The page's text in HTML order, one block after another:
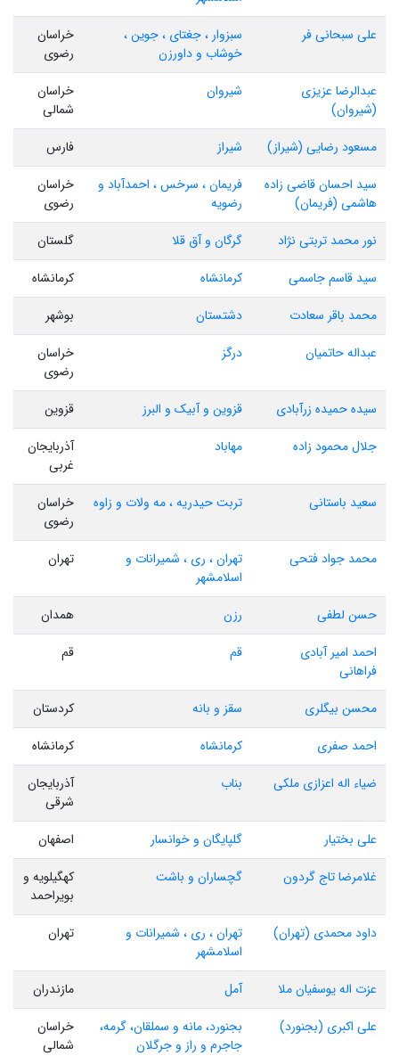
علی سبحانی فر
سبزوار ، جغتای ، جوین ،
خوشاب و داورزن
خراسان
رضوی
عبدالرضا عزیزی
(شیروان)
شیروان
خراسان
شمالی
مسعود رضایی (شیراز)
شیراز
فارس
سید احسان قاضی زاده
هاشمی (فریمان)
فریمان ، سرخس ، احمدآباد و
رضویه
خراسان
رضوی
نور محمد تربتی نژاد
گرگان و آق قلا
گلستان
سید قاسم جاسمی
کرمانشاه
کرمانشاه
محمد باقر سعادت
دشتستان
بوشهر
عبداله حاتمیان
درگز
خراسان
رضوی
سیده حمیده زرآبادی
قزوین و آبیک و البرز
قزوین
جلال محمود زاده
مهاباد
آذربایجان
غربی
سعید باستانی
تربت حیدریه ، مه ولات و زاوه
خراسان
رضوی
محمد جواد فتحی
تهران ، ری ، شمیرانات و
اسلامشهر
تهران
حسن لطفی رزن
همدان
احمد امیر آبادی
فراهانی
قم قم
محسن بیگلری سقز و بانه
کردستان
احمد صفری
کرمانشاه
کرمانشاه
ضیاء اله اعزازی ملکی
بناب
آذربایجان
شرقی
علی بختیار
گلپایگان و خوانسار
اصفهان
غلامرضا تاج گردون
گچساران و باشت
کهگیلویه و
بویراحمد
داود محمدی (تهران)
تهران ، ری ، شمیرانات و
اسلامشهر
تهران
عزت اله یوسفیان ملا آمل
مازندران
علی اکبری (بجنورد)
بجنورد، مانه و سملقان، گرمه،
جاجرم و راز و جرگلان
خراسان
شمالی